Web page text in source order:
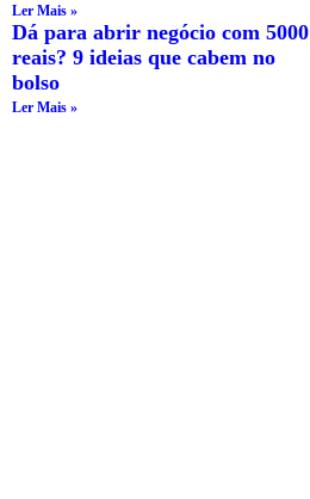
Ler Mais »
Dá para abrir negócio com 5000
reais? 9 ideias que cabem no
bolso
Ler Mais »